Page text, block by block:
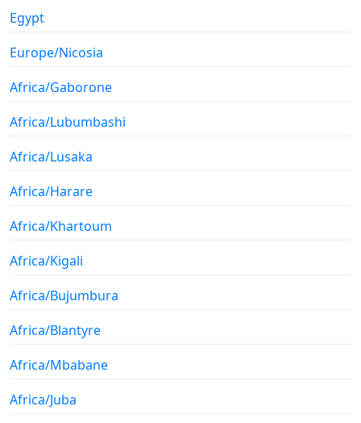
Egypt
Europe/Nicosia
Africa/Gaborone
Africa/Lubumbashi
Africa/Lusaka
Africa/Harare
Africa/Khartoum
Africa/Kigali
Africa/Bujumbura
Africa/Blantyre
Africa/Mbabane
Africa/Juba